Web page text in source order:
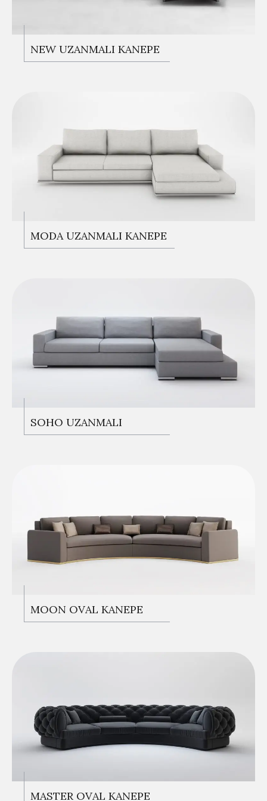
KANEPELER
NEW UZANMALI KANEPE
KANEPELER
MODA UZANMALI KANEPE
KANEPELER
SOHO UZANMALI
KANEPELER
MOON OVAL KANEPE
KANEPELER
MASTER OVAL KANEPE